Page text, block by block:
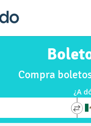
Compra
¿A
*